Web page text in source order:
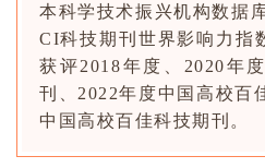
本科学技术振兴机构数据
CI科技期刊世界影响力指
获评2018年度、2020年
刊、2022年 度中国高校百
中国高校百佳科技期刊 。